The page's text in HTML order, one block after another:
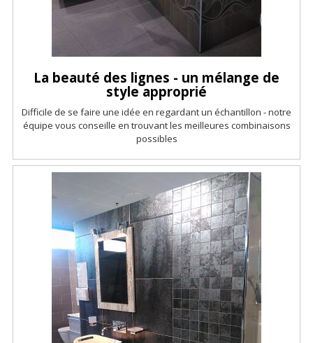
La beauté des lignes - un mélange de
style approprié
Difficile de se faire une idée en regardant un échantillon - notre
équipe vous conseille en trouvant les meilleures combinaisons
possibles